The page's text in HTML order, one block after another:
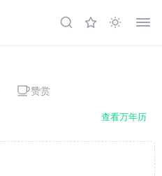
赞赏
查看万年历